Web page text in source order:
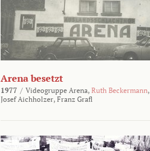
Arena besetzt
1977 / Videogruppe Arena, Ruth Beckermann,
Josef Aichholzer, Franz Grafl